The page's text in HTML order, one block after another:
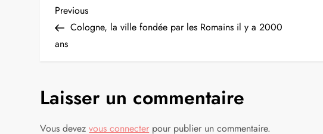
N
a
i
g
Previous
Post
Previous
Cologne, la ville fondée par les Romains il y a 2000
ans
Laisser un commentaire
Vous devezvous connecter pour publier un commentaire.